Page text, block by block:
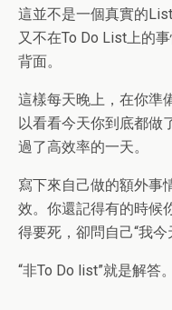
這並不是一個真實的
又不在To Do List上的
背面。
這樣每天晚上，在你準
以看看今天你到底都做
過了高效率的一天。
寫下來自己做的額外事
效。你還記得有的時候
得要死，卻問自己“我
“非To Do list”就是解答。